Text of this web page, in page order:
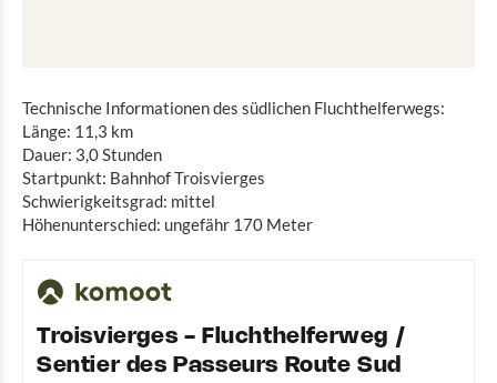
Technische Informationen des südlichen Fluchthelferwegs:
Länge: 11,3 km
Dauer: 3,0 Stunden
Startpunkt: Bahnhof Troisvierges
Schwierigkeitsgrad: mittel
Höhenunterschied: ungefähr 170 Meter